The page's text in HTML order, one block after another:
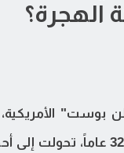
الهجرة؟
الأمريكية،
المتحدة لأول مرة منذ